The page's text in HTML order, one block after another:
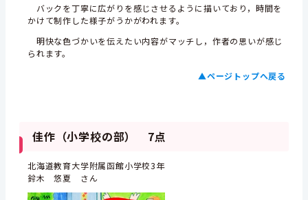
バックを丁寧に広がりを感じさせるように描いており，時間を
かけて制作した様子がうかがわれます。
明快な色づかいを伝えたい内容がマッチし，作者の思いが感じ
られます。
▲ページトップへ戻る
佳作（小学校の部） 7点
北海道教育大学附属函館小学校3年
鈴木 悠夏 さん